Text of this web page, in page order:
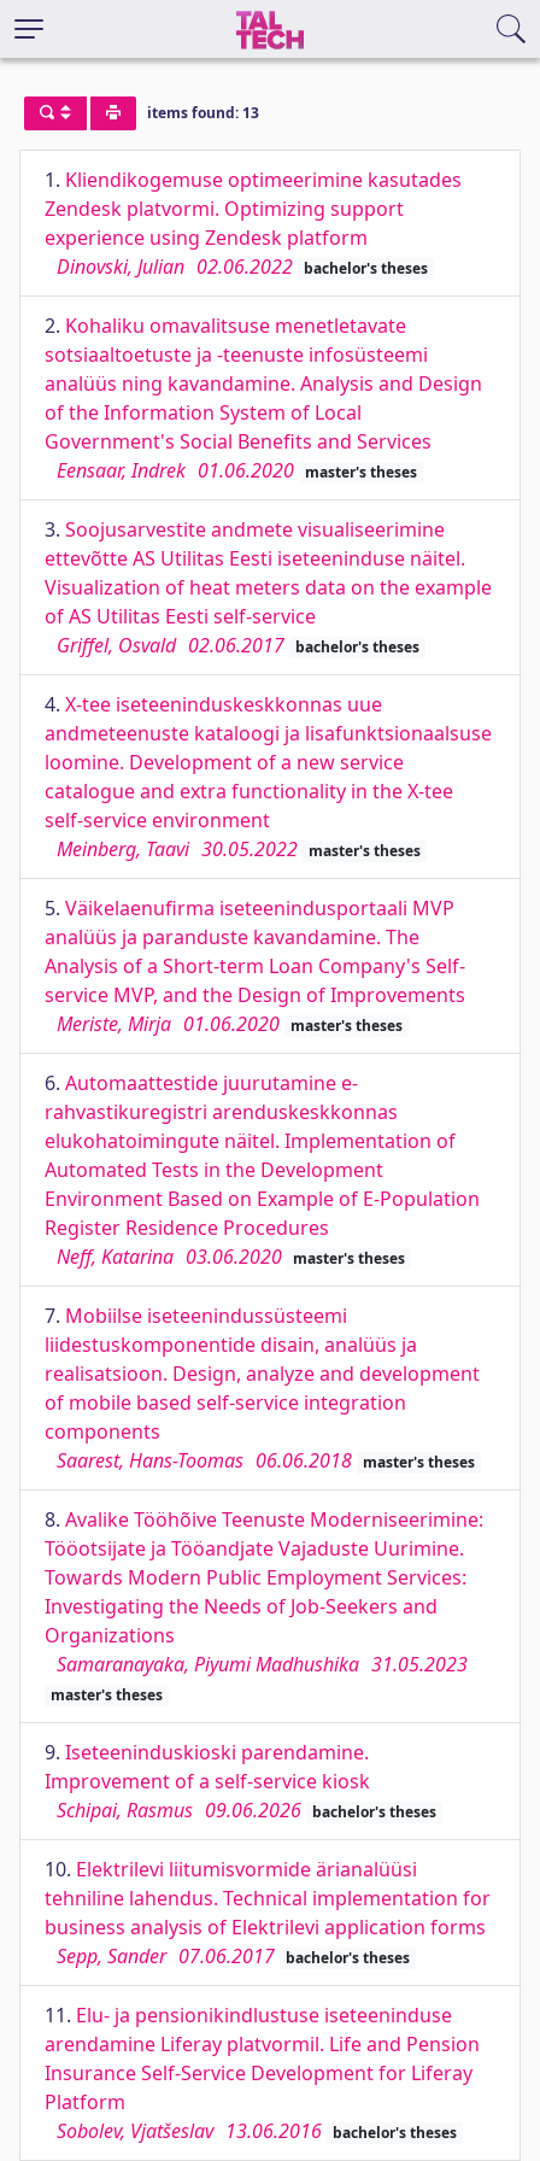
items found: 13
1. Kliendikogemuse optimeerimine kasutades
Zendesk platvormi. Optimizing support
experience using Zendesk platform
Dinovski, Julian 02.06.2022 bachelor's theses
2. Kohaliku omavalitsuse menetletavate
sotsiaaltoetuste ja -teenuste infosüsteemi
analüüs ning kavandamine. Analysis and Design
of the Information System of Local
Government's Social Benefits and Services
Eensaar, Indrek 01.06.2020 master's theses
3. Soojusarvestite andmete visualiseerimine
ettevõtte AS Utilitas Eesti iseteeninduse näitel.
Visualization of heat meters data on the example
of AS Utilitas Eesti self-service
Griffel, Osvald 02.06.2017 bachelor's theses
4. X-tee iseteeninduskeskkonnas uue
andmeteenuste kataloogi ja lisafunktsionaalsuse
loomine. Development of a new service
catalogue and extra functionality in the X-tee
self-service environment
Meinberg, Taavi 30.05.2022 master's theses
5. Väikelaenufirma iseteenindusportaali MVP
analüüs ja paranduste kavandamine. The
Analysis of a Short-term Loan Company's Self-
service MVP, and the Design of Improvements
Meriste, Mirja 01.06.2020 master's theses
6. Automaattestide juurutamine e-
rahvastikuregistri arenduskeskkonnas
elukohatoimingute näitel. Implementation of
Automated Tests in the Development
Environment Based on Example of E-Population
Register Residence Procedures
Neff, Katarina 03.06.2020 master's theses
7. Mobiilse iseteenindussüsteemi
liidestuskomponentide disain, analüüs ja
realisatsioon. Design, analyze and development
of mobile based self-service integration
components
Saarest, Hans-Toomas 06.06.2018 master's theses
8. Avalike Tööhõive Teenuste Moderniseerimine:
Tööotsijate ja Tööandjate Vajaduste Uurimine.
Towards Modern Public Employment Services:
Investigating the Needs of Job-Seekers and
Organizations
Samaranayaka, Piyumi Madhushika 31.05.2023
master's theses
9. Iseteeninduskioski parendamine.
Improvement of a self-service kiosk
Schipai, Rasmus 09.06.2026 bachelor's theses
10. Elektrilevi liitumisvormide ärianalüüsi
tehniline lahendus. Technical implementation for
business analysis of Elektrilevi application forms
Sepp, Sander 07.06.2017 bachelor's theses
11. Elu- ja pensionikindlustuse iseteeninduse
arendamine Liferay platvormil. Life and Pension
Insurance Self-Service Development for Liferay
Platform
Sobolev, Vjatšeslav 13.06.2016 bachelor's theses